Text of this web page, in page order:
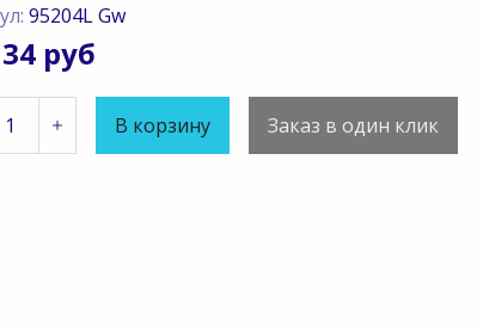
95204L Gw
руб
В корзину Заказ в один клик